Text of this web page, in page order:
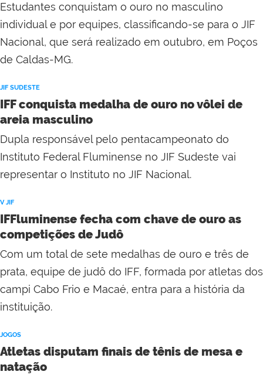
Estudantes conquistam o ouro no masculino
individual e por equipes, classificando-se para o JIF
Nacional, que será realizado em outubro, em Poços
de Caldas-MG.
JIF SUDESTE
IFF conquista medalha de ouro no vôlei de
areia masculino
Dupla responsável pelo pentacampeonato do
Instituto Federal Fluminense no JIF Sudeste vai
representar o Instituto no JIF Nacional.
V JIF
IFFluminense fecha com chave de ouro as
competições de Judô
Com um total de sete medalhas de ouro e três de
prata, equipe de judô do IFF, formada por atletas dos
campi Cabo Frio e Macaé, entra para a história da
instituição.
JOGOS
Atletas disputam finais de tênis de mesa e
natação